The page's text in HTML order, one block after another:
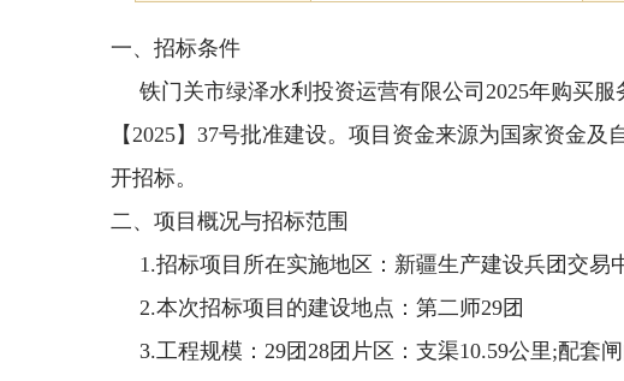
一、招标条件
铁门关市绿泽水利投资运营有限公司 2025年购买服
【2025】37号批准建设。项目资金来源为国家资金
开招标。
二、项目概况与招标范围
1.招标项目所在实施地区：新疆生产建设兵团交易
2.本次招标项目的建设地点：第二师29团
3.工程规模： 29团28团片区：支渠10.59公里;配套